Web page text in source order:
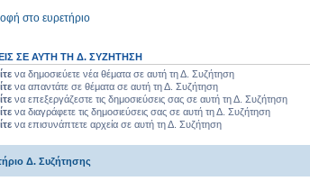
στο ευρετήριο
ΣΕ ΑΥΤΉ ΤΗ Δ. ΣΥΖΉΤΗΣΗ
να δημοσιεύετε νέα θέματα σε αυτή τη Δ. Συζήτηση
να απαντάτε σε θέματα σε αυτή τη Δ. Συζήτηση
να επεξεργάζεστε τις δημοσιεύσεις σας σε αυτή τη Δ. Συζήτηση
να διαγράφετε τις δημοσιεύσεις σας σε αυτή τη Δ. Συζήτηση
να επισυνάπτετε αρχεία σε αυτή τη Δ. Συζήτηση
Δ. Συζήτησης